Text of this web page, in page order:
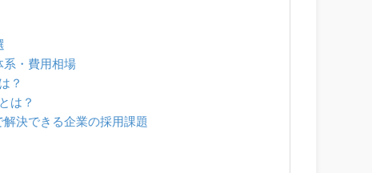
系・費用相場
？
は？
決できる企業の採用課題